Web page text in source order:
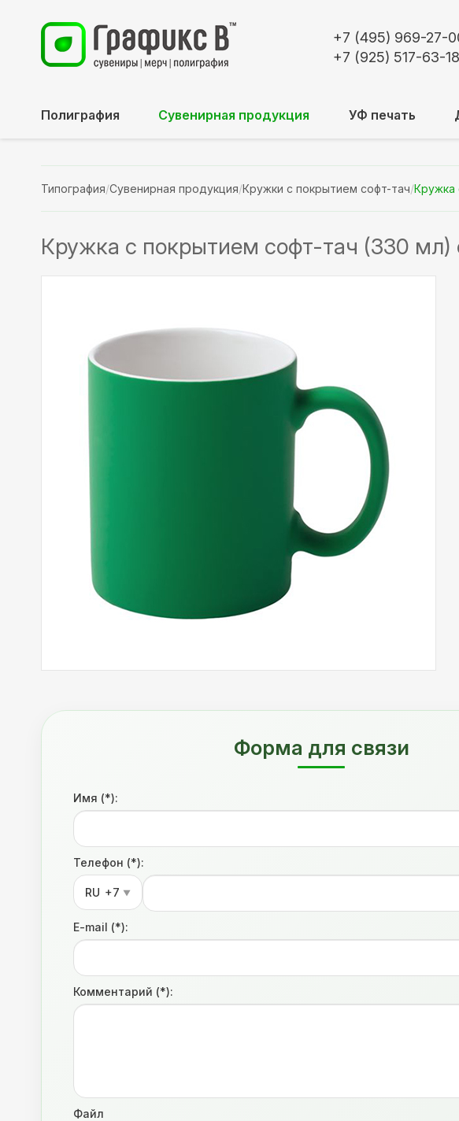
+7 (495) 969-27-
+7 (925) 517-63-18
Полиграфия Сувенирная продукция УФ печать
Типография/Сувенирная продукция/Кружки с покрытием софт-тач/Кружка
Кружка с покрытием софт-тач (330 мл)
Форма для связи
Имя (*):
Телефон (*):
RU +7 ▼
E-mail (*):
Комментарий (*):
Файл